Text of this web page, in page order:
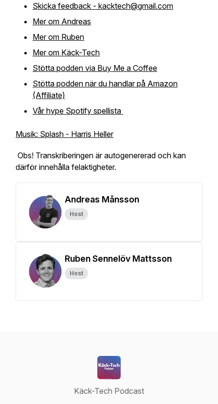
Skicka feedback - kacktech@gmail.com
Mer om Andreas
Mer om Ruben
Mer om Käck-Tech
Stötta podden via Buy Me a Coffee
Stötta podden när du handlar på Amazon
(Affiliate)
Vår hype Spotify spellista
Musik: Splash - Harris Heller
Obs! Transkriberingen är autogenererad och kan
därför innehålla felaktigheter.
Andreas Månsson
Host
Ruben Sennelöv Mattsson
Host
Käck-Tech Podcast